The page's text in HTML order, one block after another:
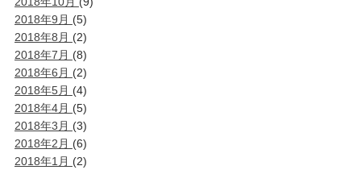
2018年9月 (5)
2018年8月 (2)
2018年7月 (8)
2018年6月 (2)
2018年5月 (4)
2018年4月 (5)
2018年3月 (3)
2018年2月 (6)
2018年1月 (2)